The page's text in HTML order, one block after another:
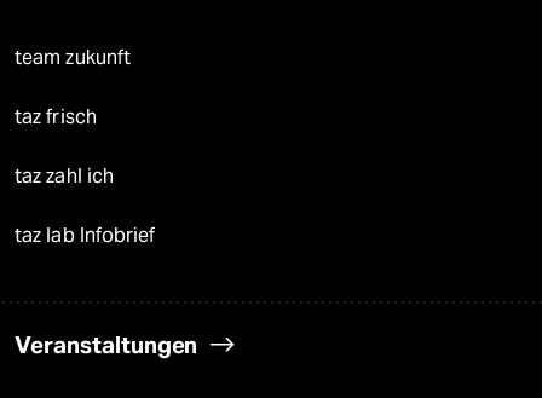
team zukunft
taz frisch
taz zahl ich
taz lab Infobrief
Veranstaltungen